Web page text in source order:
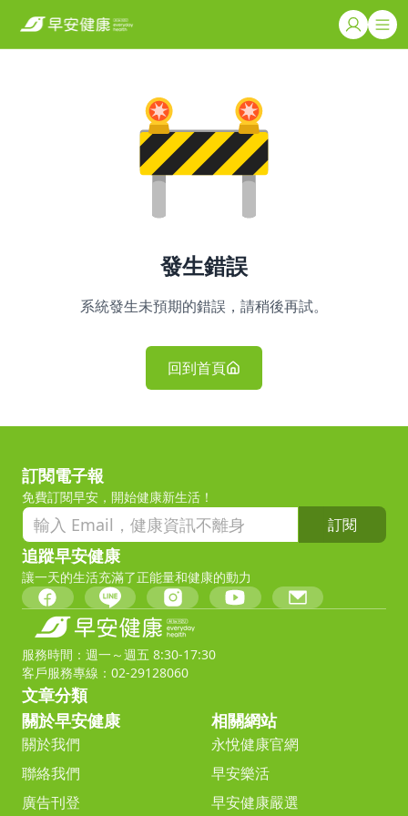
發生錯誤
系統發生未預期的錯誤，請稍後再試。
回到首頁
訂閱電子報
免費訂閱早安，開始健康新生活！
訂閱
追蹤早安健康
讓一天的生活充滿了正能量和健康的動力
服務時間：週一～週五 8:30-17:30
客戶服務專線：02-29128060
文章分類
關於早安健康
關於我們
聯絡我們
廣告刊登
相關網站
永悅健康官網
早安樂活
早安健康嚴選